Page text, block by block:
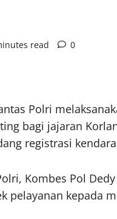
read 0
Polri
bagi jajaran
registrasi
Kombes Pol
pelayanan kepada